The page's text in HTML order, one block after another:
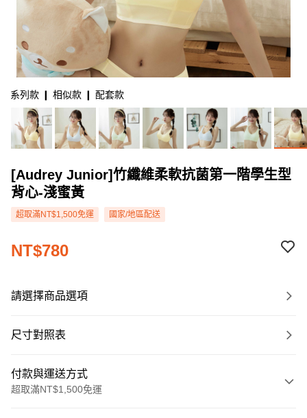
系列款 ❙ 相似款 ❙ 配套款
[Audrey Junior]竹纖維柔軟抗菌第一階學生型
背心-淺蜜黃
超取滿NT$1,500免運 國家/地區配送
NT$780
請選擇商品選項
尺寸對照表
付款與運送方式
超取滿NT$1,500免運